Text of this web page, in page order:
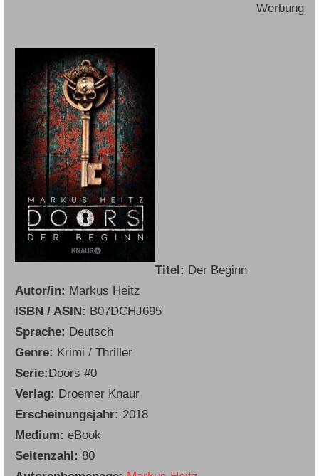
Werbung
Titel: Der Beginn
Autor/in: Markus Heitz
ISBN / ASIN: B07DCHJ695
Sprache: Deutsch
Genre: Krimi / Thriller
Serie: Doors #0
Verlag: Droemer Knaur
Erscheinungsjahr: 2018
Medium:eBook
Seitenzahl:80